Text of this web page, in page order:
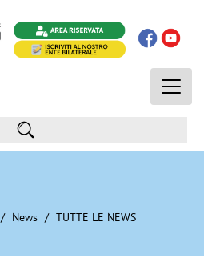
Toggle
News TUTTE LE NEWS